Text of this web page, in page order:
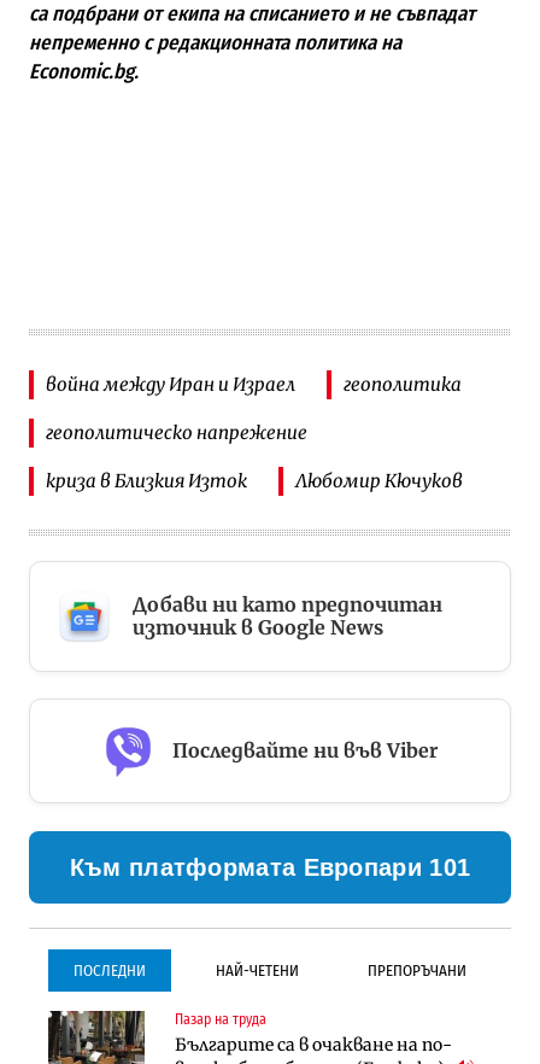
са подбрани от екипа на списанието и не съвпадат
непременно с редакционната политика на
Economic.bg.
война между Иран и Израел геополитика
геополитическо напрежение
криза в Близкия Изток Любомир Кючуков
Добави ни като предпочитан
източник в Google News
Последвайте ни във Viber
Към платформата Европари 101
ПОСЛЕДНИ НАЙ-ЧЕТЕНИ ПРЕПОРЪЧАНИ
Пазар на труда
Българите са в очакване на по-
Градоустройство
Столична община избра
Инфраструктура
Проектирането на тунела под